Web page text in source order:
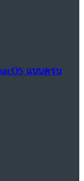
แบบครบ